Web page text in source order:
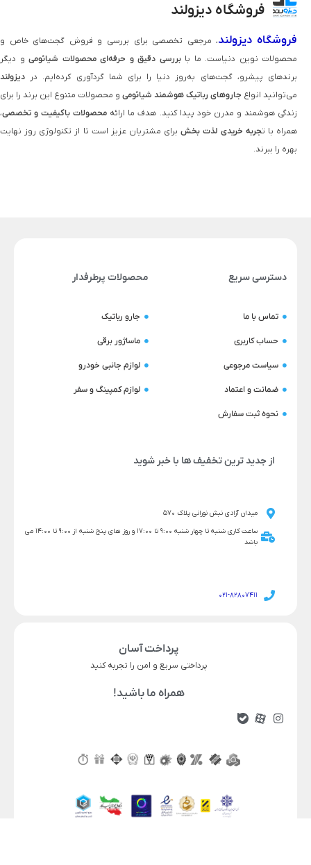
قیمت محصول
در انبار موجود نمی باشد
فروشگاه دیزولند
فروشگاه دیزولند، مرجعی تخصصی برای بررسی و فروش گجت‌های خاص و
محصولات نوین دنیاست. ما بابررسی دقیق و حرفه‌ای محصولات شیائومی و دیگر
برندهای پیشرو، گجت‌های به‌روز دنیا را برای شما گردآوری کرده‌ایم. در دیزولند
می‌توانید انواع جاروهای رباتیک هوشمند شیائومی و محصولات متنوع این برند را برای
زندگی هوشمند و مدرن خود پیدا کنید. هدف ما ارائه محصولات باکیفیت و تخصصی،
همراه با تجربه خریدی لذت‌ بخشبرای مشتریان عزیز است تا از تکنولوژی روز نهایت
بهره را ببرند.
دسترسی سریع
تماس با ما
حساب کاربری
سیاست مرجوعی
ضمانت و اعتماد
نحوه ثبت سفارش
محصولات پرطرفدار
جارو رباتیک
ماساژور برقی
لوازم جانبی خودرو
لوازم کمپینگ و سفر
از جدید ترین تخفیف ها با خبر شوید
میدان آزادی نبش نورانی پلاک 570
ساعت کاری شنبه تا چهار شنبه 9:00 تا 17:00 و روز های پنج شنبه از 9:00 تا 14:00 می
باشد
021-82807411
پرداخت آسان
پرداختی سریع و امن را تجربه کنید
همراه ما باشید!